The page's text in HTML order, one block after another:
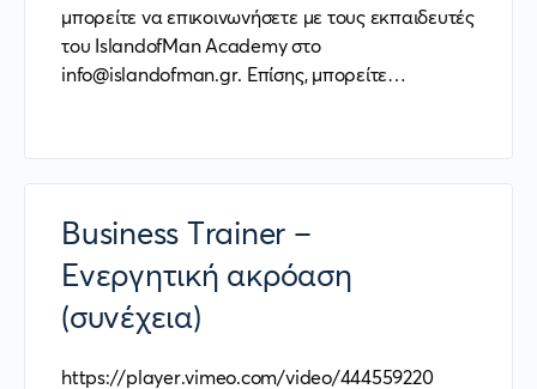
μπορείτε να επικοινωνήσετε με τους εκπαιδευτές
του IslandofMan Academy στο
info@islandofman.gr. Επίσης, μπορείτε…
Business Trainer –
Ενεργητική ακρόαση
(συνέχεια)
https://player.vimeo.com/video/444559220